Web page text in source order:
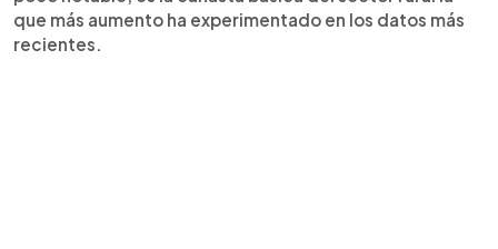
que más aumento ha experimentado en los datos más
recientes.